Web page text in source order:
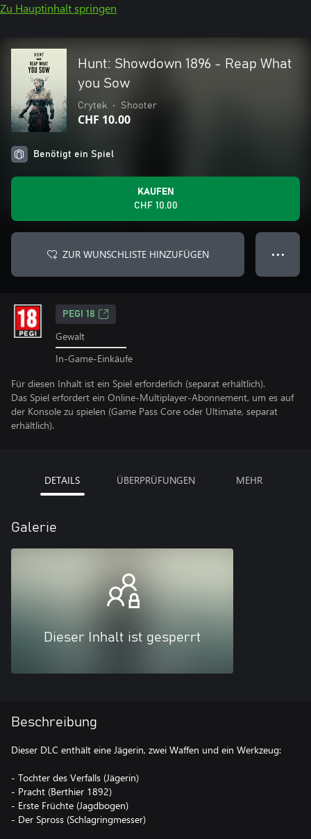
Zu Hauptinhalt springen
Hunt: Showdown 1896 - Reap What
you Sow
Crytek • Shooter
CHF 10.00
Benötigt ein Spiel
KAUFEN
CHF 10.00
ZUR WUNSCHLISTE HINZUFÜGEN ● ● ●
PEGI 18
Gewalt
In-Game-Einkäufe
Für diesen Inhalt ist ein Spiel erforderlich (separat erhältlich).
Das Spiel erfordert ein Online-Multiplayer-Abonnement, um es auf
der Konsole zu spielen (Game Pass Core oder Ultimate, separat
erhältlich).
DETAILS ÜBERPRÜFUNGEN MEHR
Galerie
Dieser Inhalt ist gesperrt
Beschreibung
Dieser DLC enthält eine Jägerin, zwei Waffen und ein Werkzeug:
- Tochter des Verfalls (Jägerin)
- Pracht (Berthier 1892)
- Erste Früchte (Jagdbogen)
- Der Spross (Schlagringmesser)